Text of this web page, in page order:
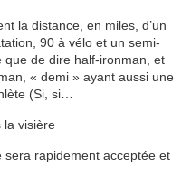
la distance, en miles, d’un
90 à vélo et un semi-
que de dire half-ironman, et
« demi » ayant aussi une
(Si, si…
la visière
sera rapidement acceptée et